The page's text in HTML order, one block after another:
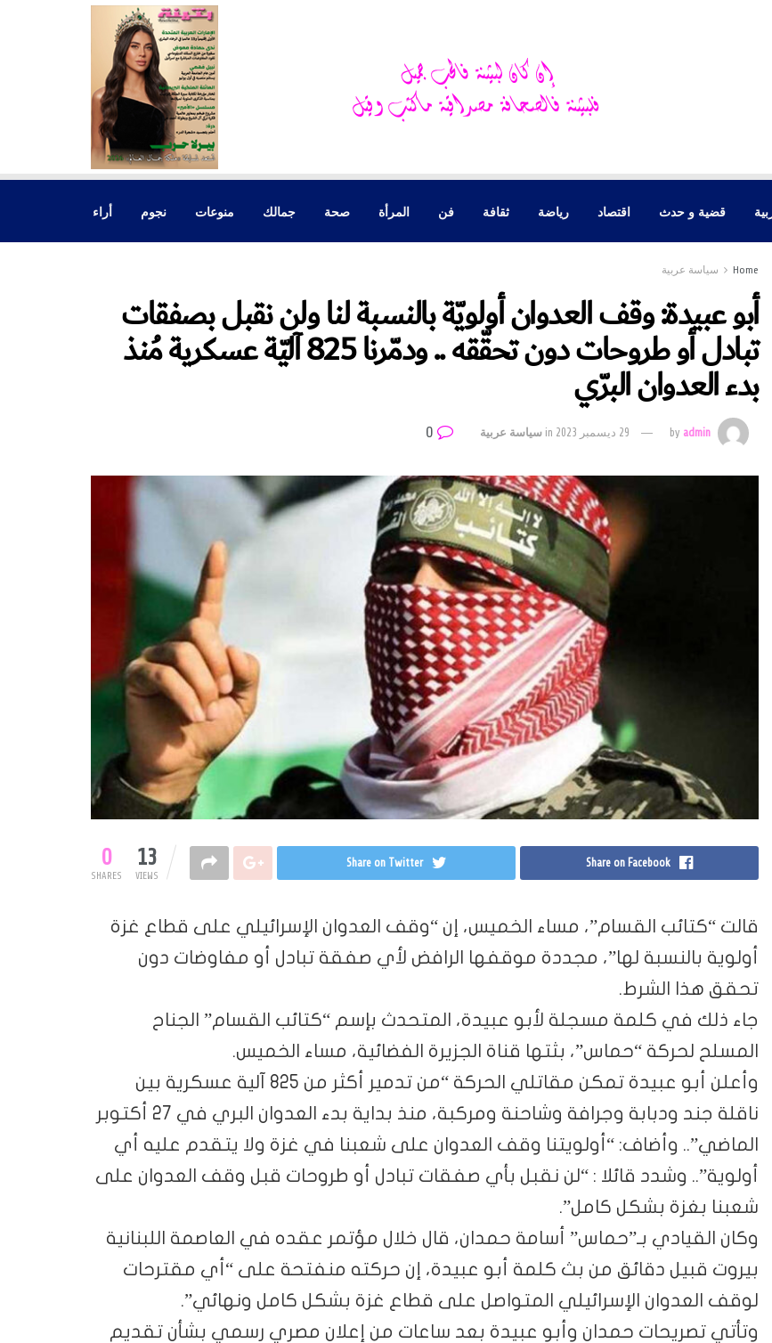
قضية و حدث اقتصاد رياضة ثقافة فن المرأة صحة جمالك منوعات نجوم أراء
Home سياسة عربية
أبو عبيدة: وقف العدوان أولويّة بالنسبة لنا ولن نقبل بصفقات
تبادل أو طروحات دون تحقّقه .. ودمّرنا 825 آليّة عسكرية مُنذ
بدء العدوان البرّي
byadmin 29 ديسمبر 2023 inسياسة عربية
0
SHARES 13
VIEWS
Share on Facebook
Share on Twitter
قالت “كتائب القسام”، مساء الخميس، إن “وقف العدوان الإسرائيلي على قطاع غزة
أولوية بالنسبة لها”، مجددة موقفها الرافض لأي صفقة تبادل أو مفاوضات دون
تحقق هذا الشرط.
جاء ذلك في كلمة مسجلة لأبو عبيدة، المتحدث بإسم “كتائب القسام” الجناح
المسلح لحركة “حماس”، بثتها قناة الجزيرة الفضائية، مساء الخميس.
وأعلن أبو عبيدة تمكن مقاتلي الحركة “من تدمير أكثر من 825 آلية عسكرية بين
ناقلة جند ودبابة وجرافة وشاحنة ومركبة، منذ بداية بدء العدوان البري في 27 أكتوبر
الماضي”.. وأضاف: “أولويتنا وقف العدوان على شعبنا في غزة ولا يتقدم عليه أي
أولوية”.. وشدد قائلا : “لن نقبل بأي صفقات تبادل أو طروحات قبل وقف العدوان على
شعبنا بغزة بشكل كامل”.
وكان القيادي بـ”حماس” أسامة حمدان، قال خلال مؤتمر عقده في العاصمة اللبنانية
بيروت قبيل دقائق من بث كلمة أبو عبيدة، إن حركته منفتحة على “أي مقترحات
لوقف العدوان الإسرائيلي المتواصل على قطاع غزة بشكل كامل ونهائي”.
وتأتي تصريحات حمدان وأبو عبيدة بعد ساعات من إعلان مصري رسمي بشأن تقديم